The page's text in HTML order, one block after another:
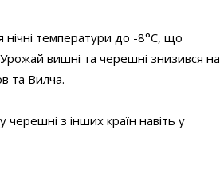
нічні температури до -8°C, що
вишні та черешні знизився на
та Вилча.
з інших країн навіть у